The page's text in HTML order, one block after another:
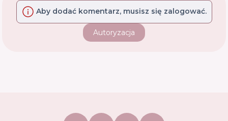
Aby dodać komentarz, musisz się zalogować.
Autoryzacja